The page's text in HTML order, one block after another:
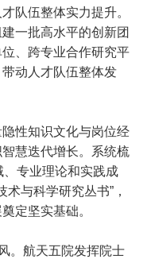
队伍整体实力提升。
一批高水平的创新团
、跨专业合作研究平
动人才队伍整体发
性知识文化与岗位经
慧迭代增长。系统梳
专业理论和实践成
与科学研究丛书”，
定坚实基础。
。航天五院发挥院士